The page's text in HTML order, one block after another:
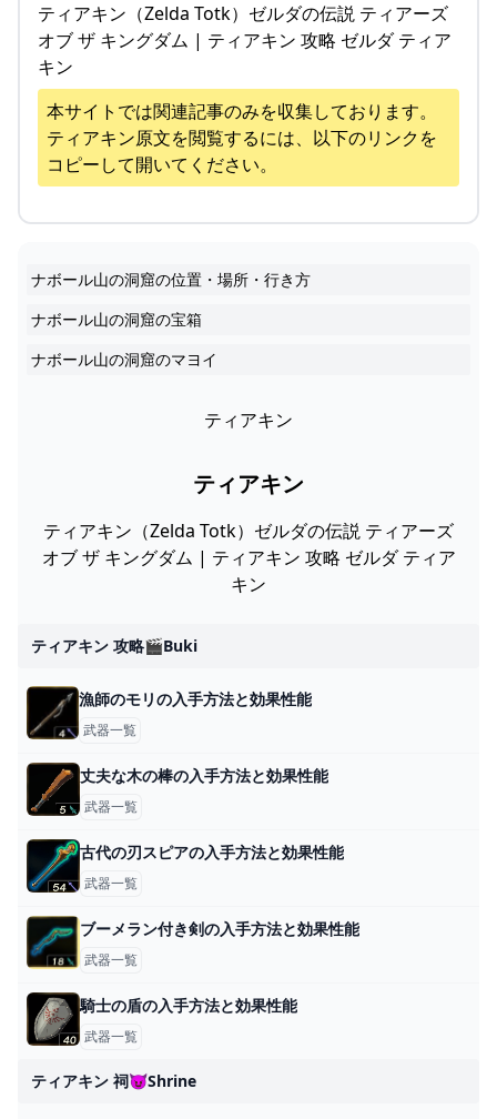
ティアキン（Zelda Totk）ゼルダの伝説 ティアーズ
オブ ザ キングダム | ティアキン 攻略 ゼルダ ティア
キン
本サイトでは関連記事のみを収集しております。
ティアキン原文を閲覧するには、以下のリンクを
コピーして開いてください。
ナボール山の洞窟の位置・場所・行き方
ナボール山の洞窟の宝箱
ナボール山の洞窟のマヨイ
ティアキン
ティアキン
ティアキン（Zelda Totk）ゼルダの伝説 ティアーズ
オブ ザ キングダム | ティアキン 攻略 ゼルダ ティア
キン
ティアキン 攻略🎬buki
漁師のモリの入手方法と効果性能
武器一覧
丈夫な木の棒の入手方法と効果性能
武器一覧
古代の刃スピアの入手方法と効果性能
武器一覧
ブーメラン付き剣の入手方法と効果性能
武器一覧
騎士の盾の入手方法と効果性能
武器一覧
ティアキン 祠😈shrine